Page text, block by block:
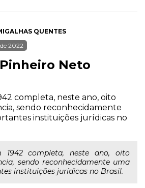
QUENTES
2022
Neto
completa, neste ano, oito
sendo reconhecidamente
instituições jurídicas no
1942 completa, neste ano, oito
sendo reconhecidamente uma
instituições jurídicas no Brasil.